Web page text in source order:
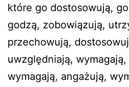
które go dostosowują,
godzą, zobowiązują,
przechowują,
uwzględniają,
wymagają, angażują,